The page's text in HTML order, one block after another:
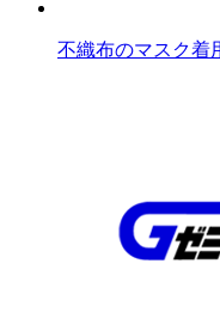
不織布のマスク着